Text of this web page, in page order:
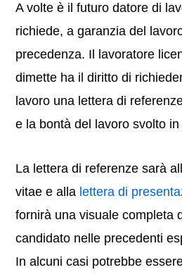
A volte è il futuro datore di
richiede, a garanzia del
precedenza. Il lavoratore
dimette ha il diritto di
lavoro una lettera di
e la bontà del lavoro svolto
La lettera di referenze sarà
vitae e alla lettera di
fornirà una visuale completa
candidato nelle precedenti
In alcuni casi potrebbe